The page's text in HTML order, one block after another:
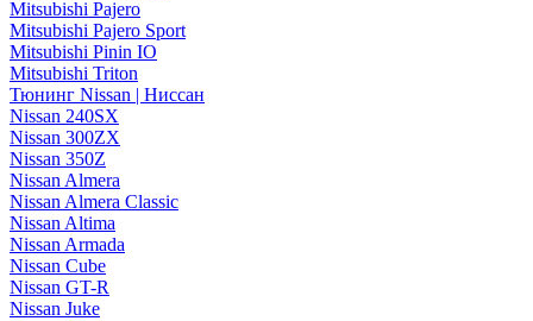
Mitsubishi Pajero
Mitsubishi Pajero Sport
Mitsubishi Pinin IO
Mitsubishi Triton
Тюнинг Nissan | Ниссан
Nissan 240SX
Nissan 300ZX
Nissan 350Z
Nissan Almera
Nissan Almera Classic
Nissan Altima
Nissan Armada
Nissan Cube
Nissan GT-R
Nissan Juke